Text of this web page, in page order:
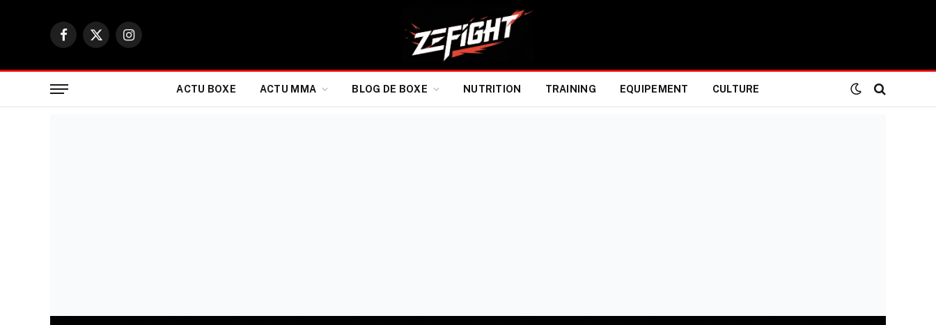
Facebook
X
Instagram
ACTU BOXE ACTU MMA BLOG DE BOXE NUTRITION TRAINING EQUIPEMENT CULTURE